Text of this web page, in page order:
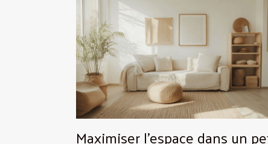
Maximiser l'espace dans un